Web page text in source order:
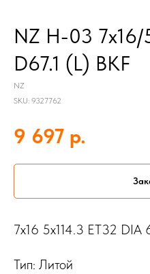
NZ H-03 7x16/
D67.1 (L) BKF
NZ
SKU: 9327762
9 697 р.
7x16 5x114.3 ET32 DIA
Тип: Литой